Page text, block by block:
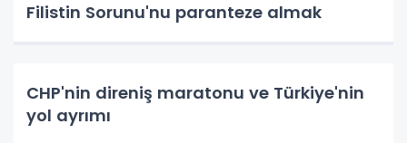
Filistin Sorunu'nu paranteze almak
CHP'nin direniş maratonu ve Türkiye'nin
yol ayrımı